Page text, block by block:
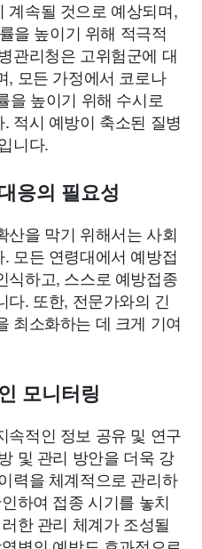
계속될 것으로 예상되며,
을 높이기 위해 적극적
관리청은 고위험군에 대
, 모든 가정에서 코로나
을 높이기 위해 수시로
적시 예방이 축소된 질병
니다.
응의 필요성
산을 막기 위해서는 사회
모든 연령대에서 예방접
식하고, 스스로 예방접종
다. 또한, 전문가와의 긴
최소화하는 데 크게 기여
모니터링
속적인 정보 공유 및 연구
및 관리 방안을 더욱 강
력을 체계적으로 관리하
하여 접종 시기를 놓치
한 관리 체계가 조성될